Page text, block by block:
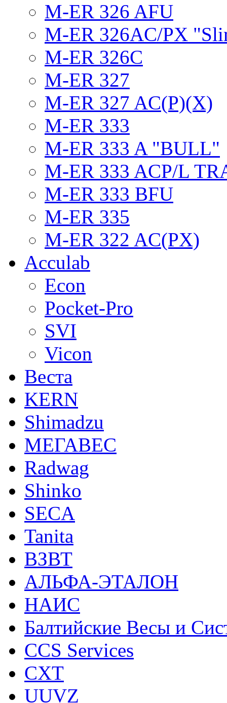
M-ER 326 AFU
M-ER 326AC/PX
M-ER 326C
M-ER 327
M-ER 327 AC(P)(X)
M-ER 333
M-ER 333 A "BULL"
M-ER 333 ACP/L
M-ER 333 BFU
M-ER 335
M-ER 322 AC(PX)
Acculab
Econ
Pocket-Pro
SVI
Vicon
Веста
KERN
Shimadzu
МЕГАВЕС
Radwag
Shinko
SECA
Tanita
ВЗВТ
АЛЬФА-ЭТАЛОН
НАИС
Балтийские Весы и
CCS Services
CXT
UUVZ